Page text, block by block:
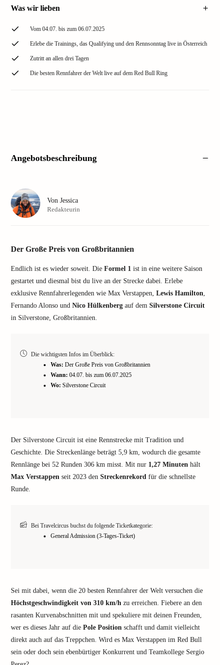
Was wir lieben
Vom 04.07. bis zum 06.07.2025
Erlebe die Trainings, das Qualifying und den Rennsonntag live in Österreich
Zutritt an allen drei Tagen
Die besten Rennfahrer der Welt live auf dem Red Bull Ring
Angebotsbeschreibung
Der Große Preis von Großbritannien
Endlich ist es wieder soweit. Die Formel 1 ist in eine weitere Saison
gestartet und diesmal bist du live an der Strecke dabei. Erlebe
exklusive Rennfahrerlegenden wie Max Verstappen, Lewis Hamilton,
Fernando Alonso und Nico Hülkenberg auf dem Silverstone Circuit
in Silverstone, Großbritannien.
Die wichtigsten Infos im Überblick:
Was: Der Große Preis von Großbritannien
Wann: 04.07. bis zum 06.07.2025
Wo: Silverstone Circuit
Der Silverstone Circuit ist eine Rennstrecke mit Tradition und
Geschichte. Die Streckenlänge beträgt 5,9 km, wodurch die gesamte
Rennlänge bei 52 Runden 306 km misst. Mit nur 1,27 Minuten hält
Max Verstappen seit 2023 den Streckenrekord für die schnellste
Runde.
Bei Travelcircus buchst du folgende Ticketkategorie:
General Admission (3-Tages-Ticket)
Sei mit dabei, wenn die 20 besten Rennfahrer der Welt versuchen die
Höchstgeschwindigkeit von 310 km/h zu erreichen. Fiebere an den
rasanten Kurvenabschnitten mit und spekuliere mit deinen Freunden,
wer es dieses Jahr auf die Pole Position schafft und damit vielleicht
direkt auch auf das Treppchen. Wird es Max Verstappen im Red Bull
sein oder doch sein ebenbürtiger Konkurrent und Teamkollege Sergio
Von Jessica
Redakteurin